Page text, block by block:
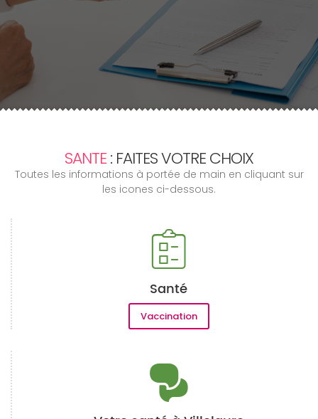
SANTE: FAITES VOTRE CHOIX
Toutes les informations à portée de main en cliquant sur
les icones ci-dessous.
Santé
Vaccination